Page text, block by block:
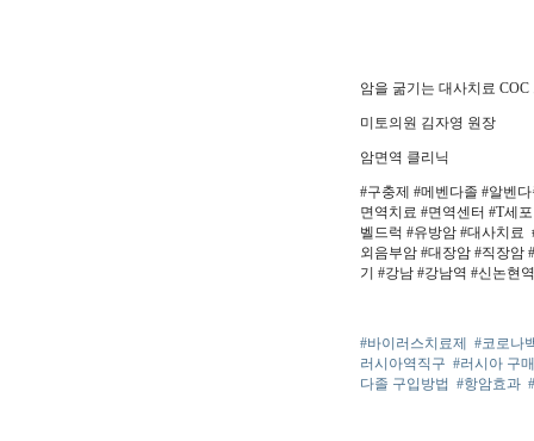
암을 굶기는 대사치료
미토의원 김자영 원장
암면역 클리닉
#구충제 #메벤다졸 #알벤
면역치료 #면역센터 #T세
벨드럭 #유방암 #대사치료
외음부암 #대장암 #직장암
기 #강남 #강남역 #신논현
#바이러스치료제 #코로나
러시아역직구 #러시아 구
다졸 구입방법 #항암효과